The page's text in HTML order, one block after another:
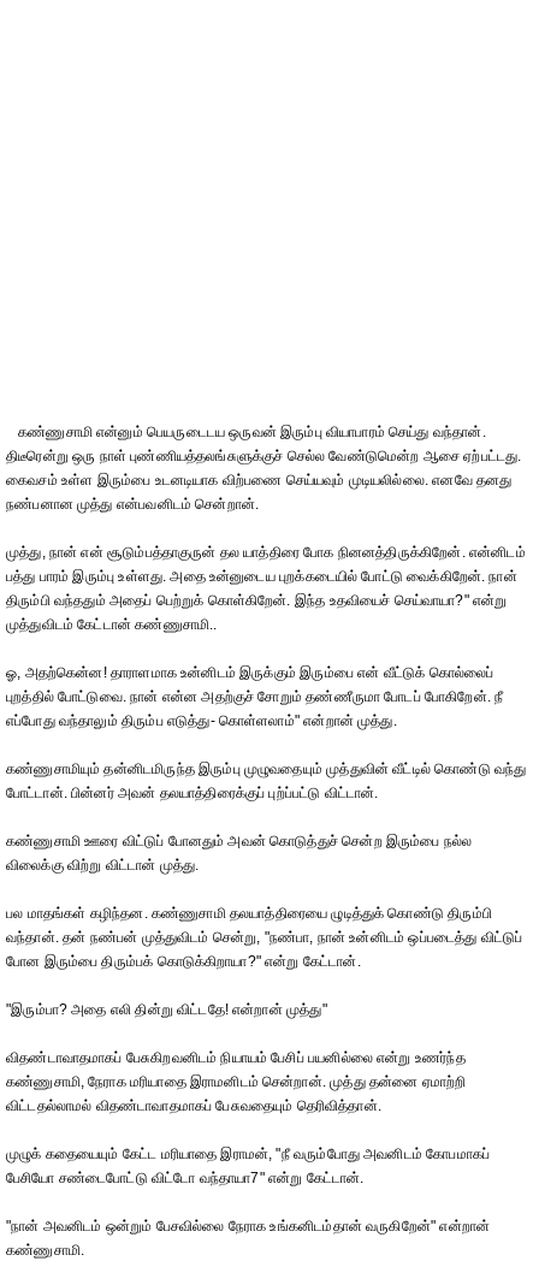
கண்ணுசாமி என்னும் பெயருடைடய ஒருவன் இரும்பு வியாபாரம் செய்து வந்தான்.
திடீரென்று ஒரு நாள் புண்ணியத்தலங்சுளுக்குச் செல்ல வேண்டுமென்ற ஆசை ஏற்பட்டது.
கைவசம் உள்ள இரும்பை உடனடியாக விற்பணை செய்யவும் முடியலில்லை. எனவே தனது
நண்பனான முத்து என்பவனிடம் சென்றான்.
முத்து, நான் என் சூடும்பத்தாகுருன் தல யாத்திரை போக நினனத்திருக்கிறேன். என்னிடம்
பத்து பாரம் இரும்பு உள்ளது. அதை உன்னுடைய புறக்கடையில் போட்டு வைக்கிறேன். நான்
திரும்பி வந்ததும் அதைப் பெற்றுக் கொள்கிறேன். இந்த உதவியைச் செய்வாயா?" என்று
முத்துவிடம் கேட்டான் கண்ணுசாமி..
ஓ, அதற்கென்ன! தாராளமாக உன்னிடம் இருக்கும் இரும்பை என் வீட்டுக் கொல்லைப்
புறத்தில் போட்டுவை. நான் என்ன அதற்குச் சோறும் தண்ணீருமா போடப் போகிறேன். நீ
எப்போது வந்தாலும் திரும்ப எடுத்து- கொள்ளலாம்" என்றான் முத்து.
கண்ணுசாமியும் தன்னிடமிருந்த இரும்பு முழுவதையும் முத்துவின் வீட்டில் கொண்டு வந்து
போட்டான். பின்னர் அவன் தலயாத்திரைக்குப் புற்ப்பட்டு விட்டான்.
கண்ணுசாமி ஊரை விட்டுப் போனதும் அவன் கொடுத்துச் சென்ற இரும்பை நல்ல
விலைக்கு விற்று விட்டான் முத்து.
பல மாதங்கள் கழிந்தன. கண்ணுசாமி தலயாத்திரையை ழுடித்துக் கொண்டு திரும்பி
வந்தான். தன் நண்பன் முத்துவிடம் சென்று, "நண்பா, நான் உன்னிடம் ஒப்படைத்து விட்டுப்
போன இரும்பை திரும்பக் கொடுக்கிறாயா?" என்று கேட்டான்.
"இரும்பா? அதை எலி தின்று விட்டதே! என்றான் முத்து"
விதண்டாவாதமாகப் பேசுகிறவனிடம் நியாயம் பேசிப் பயனில்லை என்று உணர்ந்த
கண்ணுசாமி, நேராக மரியாதை இராமனிடம் சென்றான். முத்து தன்னை ஏமாற்றி
விட்டதல்லாமல் விதண்டாவாதமாகப் பேசுவதையும் தெரிவித்தான்.
முழுக் கதையையும் கேட்ட மரியாதை இராமன், "நீ வரும்போது அவனிடம் கோபமாகப்
பேசியோ சண்டைபோட்டு விட்டோ வந்தாயா7" என்று கேட்டான்.
"நான் அவனிடம் ஒன்றும் பேசவில்லை நேராக உங்கனிடம்தான் வருகிறேன்" என்றான்
கண்ணுசாமி.